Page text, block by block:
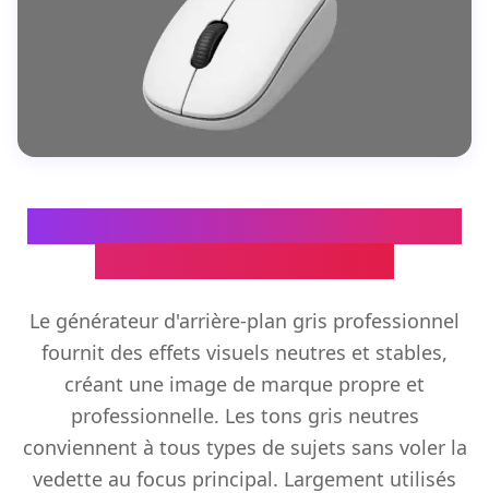
Le générateur d'arrière-plan gris professionnel
fournit des effets visuels neutres et stables,
créant une image de marque propre et
professionnelle. Les tons gris neutres
conviennent à tous types de sujets sans voler la
vedette au focus principal. Largement utilisés